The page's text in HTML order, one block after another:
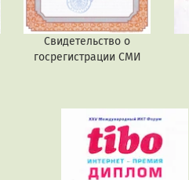
Свидетельство о
госрегистрации СМИ